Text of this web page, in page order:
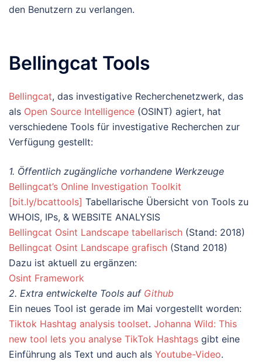
den Benutzern zu verlangen.
Bellingcat Tools
Bellingcat, das investigative Recherchenetzwerk, das
als Open Source Intelligence (OSINT) agiert, hat
verschiedene Tools für investigative Recherchen zur
Verfügung gestellt:
1. Öffentlich zugängliche vorhandene Werkzeuge
Bellingcat’s Online Investigation Toolkit
[bit.ly/bcattools] Tabellarische Übersicht von Tools zu
WHOIS, IPs, & WEBSITE ANALYSIS
Bellingcat Osint Landscape tabellarisch (Stand: 2018)
Bellingcat Osint Landscape grafisch (Stand 2018)
Dazu ist aktuell zu ergänzen:
Osint Framework
2. Extra entwickelte Tools auf Github
Ein neues Tool ist gerade im Mai vorgestellt worden:
Tiktok Hashtag analysis toolset. Johanna Wild: This
new tool lets you analyse TikTok Hashtags gibt eine
Einführung als Text und auch als Youtube-Video.